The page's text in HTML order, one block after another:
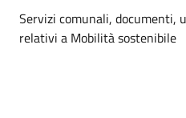
Dettagli
Servizi comunali, documenti,
relativi a Mobilità sostenibile